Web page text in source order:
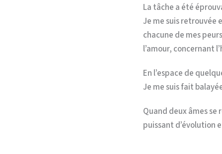
La tâche a été
Je me suis retrouvée
chacune de mes
l’amour, concernant
En l’espace de
Je me suis fait
Quand deux âmes
puissant d’évolution